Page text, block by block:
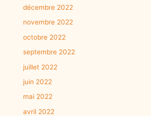
décembre 2022
novembre 2022
octobre 2022
septembre 2022
juillet 2022
juin 2022
mai 2022
avril 2022